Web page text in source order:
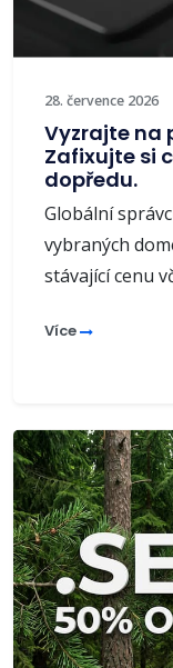
28. července 2026
Vyzrajte na
Zafixujte si
dopředu.
Globální
vybraných
stávající cenu
Více